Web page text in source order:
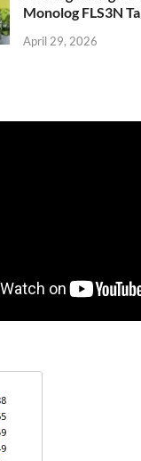
Monolog FLS3N
April 29, 2026